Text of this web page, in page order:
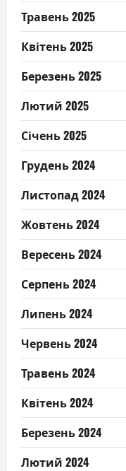
Травень 2025
Квітень 2025
Березень 2025
Лютий 2025
Січень 2025
Грудень 2024
Листопад 2024
Жовтень 2024
Вересень 2024
Серпень 2024
Липень 2024
Червень 2024
Травень 2024
Квітень 2024
Березень 2024
Лютий 2024